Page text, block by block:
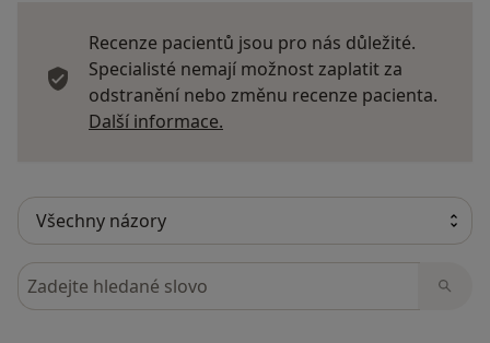
Recenze pacientů jsou pro nás důležité.
Specialisté nemají možnost zaplatit za
odstranění nebo změnu recenze pacienta.
Další informace.
Hledejte v názorech